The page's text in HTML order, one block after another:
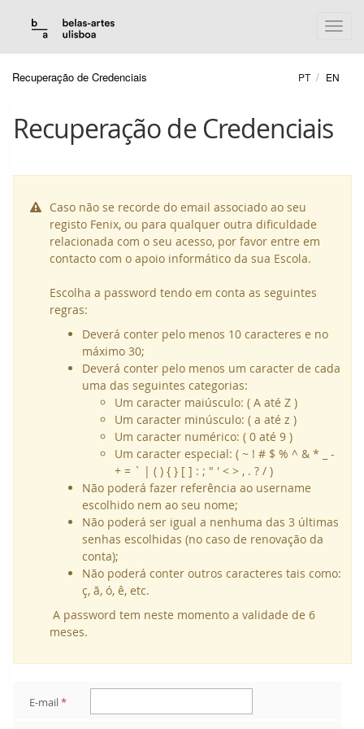
Recuperação de Credenciais PT EN
Recuperação de Credenciais

Caso não se recorde do email associado ao seu
registo Fenix, ou para qualquer outra dificuldade
relacionada com o seu acesso, por favor entre em
contacto com o apoio informático da sua Escola.
Escolha a password tendo em conta as seguintes
regras:
Deverá conter pelo menos 10 caracteres e no
máximo 30;
Deverá conter pelo menos um caracter de cada
uma das seguintes categorias:
Um caracter maiúsculo: ( A até Z )
Um caracter minúsculo: ( a até z )
Um caracter numérico: ( 0 até 9 )
Um caracter especial: ( ~ ! # $ % ^ & * _ -
+ = ` | ( ) { } [ ] : ; " ' < > , . ? / )
Não poderá fazer referência ao username
escolhido nem ao seu nome;
Não poderá ser igual a nenhuma das 3 últimas
senhas escolhidas (no caso de renovação da
conta);
Não poderá conter outros caracteres tais como:
ç, ã, ó, ê, etc.
A password tem neste momento a validade de 6
meses.
E-mail*